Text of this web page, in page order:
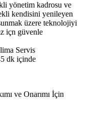
yönetim kadrosu ve
kendisini yenileyen
üzere teknolojiyi
içn güvenle
Servis
dk içinde
ve Onarımı İçin